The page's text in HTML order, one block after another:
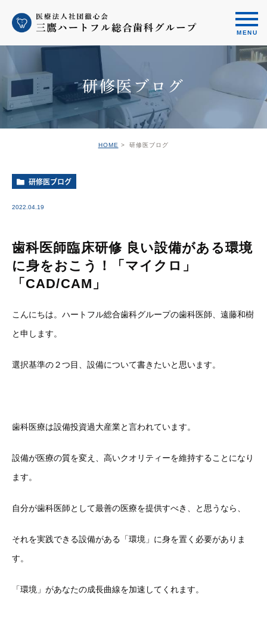
研修医ブログ
HOME 研修医ブログ
研修医ブログ
2022.04.19
歯科医師臨床研修 良い設備がある環境
に身をおこう！「マイクロ」
「CAD/CAM」
こんにちは。ハートフル総合歯科グループの歯科医師、遠藤和樹
と申します。
選択基準の２つ目、設備について書きたいと思います。
歯科医療は設備投資過大産業と言われています。
設備が医療の質を変え、高いクオリティーを維持することになり
ます。
自分が歯科医師として最善の医療を提供すべき、と思うなら、
それを実践できる設備がある「環境」に身を置く必要がありま
す。
「環境」があなたの成長曲線を加速してくれます。